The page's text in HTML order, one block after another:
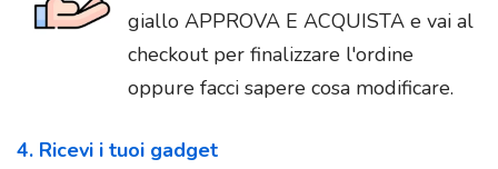
giallo APPROVA E ACQUISTA e vai al
checkout per finalizzare l'ordine
oppure facci sapere cosa modificare.
4. Ricevi i tuoi gadget